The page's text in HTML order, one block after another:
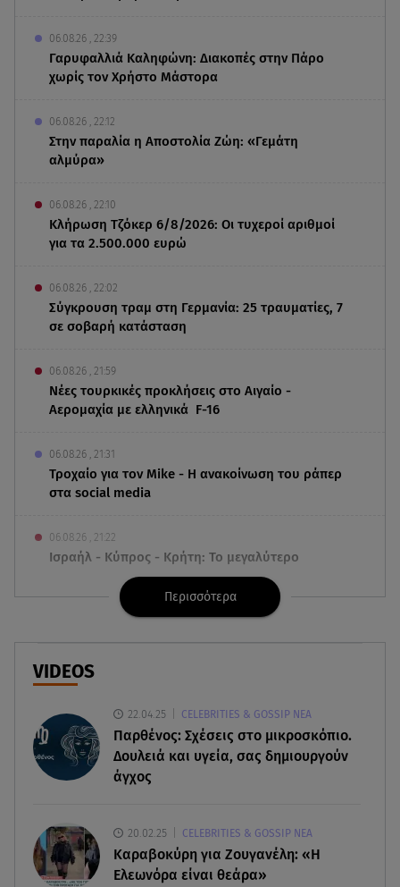
06.08.26 , 22:39
Γαρυφαλλιά Καληφώνη: Διακοπές στην Πάρο
χωρίς τον Χρήστο Μάστορα
06.08.26 , 22:12
Στην παραλία η Αποστολία Ζώη: «Γεμάτη
αλμύρα»
06.08.26 , 22:10
Κλήρωση Τζόκερ 6/8/2026: Οι τυχεροί αριθμοί
για τα 2.500.000 ευρώ
06.08.26 , 22:02
Σύγκρουση τραμ στη Γερμανία: 25 τραυματίες, 7
σε σοβαρή κατάσταση
06.08.26 , 21:59
Νέες τουρκικές προκλήσεις στο Αιγαίο -
Αερομαχία με ελληνικά F-16
06.08.26 , 21:31
Τροχαίο για τον Mike - Η ανακοίνωση του ράπερ
στα social media
06.08.26 , 21:22
Ισραήλ - Κύπρος - Κρήτη: Το μεγαλύτερο
υποθαλάσσιο καλώδιο στον κόσμο
Motor Oil: Δωρεά πυροσβεστικών οχημάτων και
Άκης Παυλόπουλος: Η τρυφερή εξομολόγηση
της συζύγου του, Ελένης Φωτοπούλου
ο ρόλος του «συνδέσμου»
06.08.26 , 20:16
Περισσότερα
VIDEOS
22.04.25 CELEBRITIES & GOSSIP ΝΕΑ
Παρθένος: Σχέσεις στο μικροσκόπιο.
Δουλειά και υγεία, σας δημιουργούν
άγχος
20.02.25 CELEBRITIES & GOSSIP ΝΕΑ
Καραβοκύρη για Ζουγανέλη: «Η
Ελεωνόρα είναι θεάρα»